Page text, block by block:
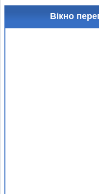
Вікно